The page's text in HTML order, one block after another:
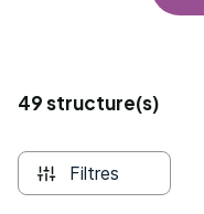
49 structure(s)
Filtres